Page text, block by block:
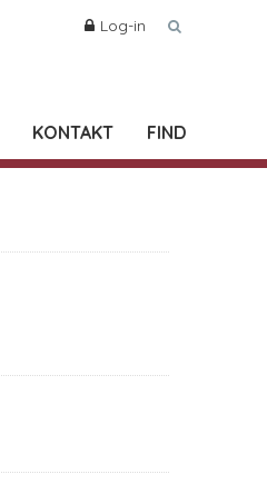
Log-in
KONTAKT FIND